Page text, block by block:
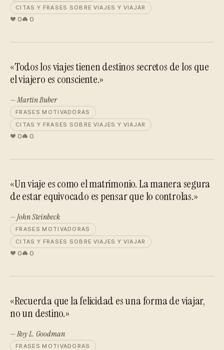
CITAS Y FRASES SOBRE VIAJES Y VIAJAR
0 0
«Todos los viajes tienen destinos secretos de los que
el viajero es consciente.»
— Martin Buber
FRASES MOTIVADORAS
CITAS Y FRASES SOBRE VIAJES Y VIAJAR
0 0
«Un viaje es como el matrimonio. La manera segura
de estar equivocado es pensar que lo controlas.»
— John Steinbeck
FRASES MOTIVADORAS
CITAS Y FRASES SOBRE VIAJES Y VIAJAR
0 0
«Recuerda que la felicidad es una forma de viajar,
no un destino.»
— Roy L. Goodman
FRASES MOTIVADORAS